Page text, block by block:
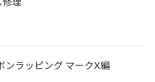
ンラッピング マークX編